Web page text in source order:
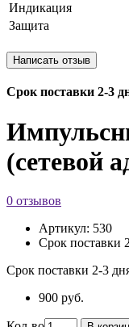
Индикация
Защита
Срок поставки 2-3
(сетевой
0 отзывов
Артикул: 530
Срок поставки
Срок поставки 2-3
900 руб.